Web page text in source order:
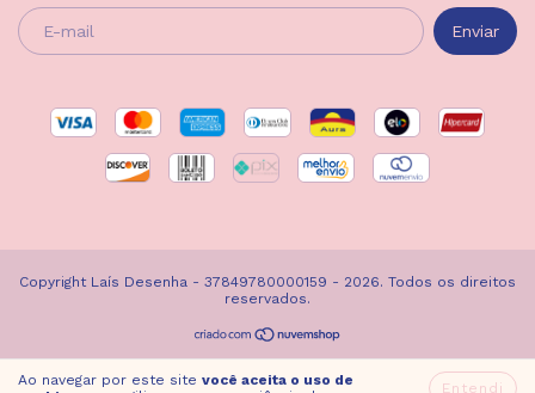
Ao navegar por este site você aceita o uso de
Entendi
Copyright Laís Desenha - 37849780000159 - 2026. Todos os direitos
reservados.